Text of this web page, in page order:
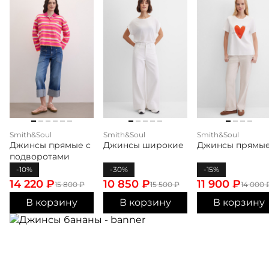
Smith&Soul
Джинсы прямые с
подворотами
-10%
15 800₽
14 220 ₽
В корзину
Smith&Soul
Джинсы широкие
-30%
15 500₽
10 850 ₽
В корзину
Smith&Soul
Джинсы
-15%
14 000
11 900 ₽
В корзину